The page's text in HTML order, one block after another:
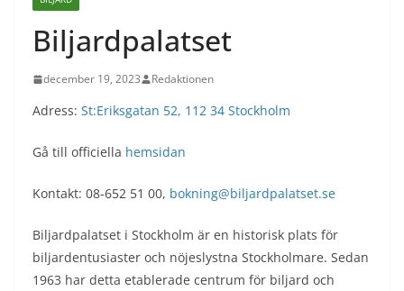
Biljardpalatset
december 19, 2023 Redaktionen
Adress: St:Eriksgatan 52, 112 34 Stockholm
Gå till officiella hemsidan
Kontakt: 08-652 51 00, bokning@biljardpalatset.se
Biljardpalatset i Stockholm är en historisk plats för
biljardentusiaster och nöjeslystna Stockholmare. Sedan
1963 har detta etablerade centrum för biljard och